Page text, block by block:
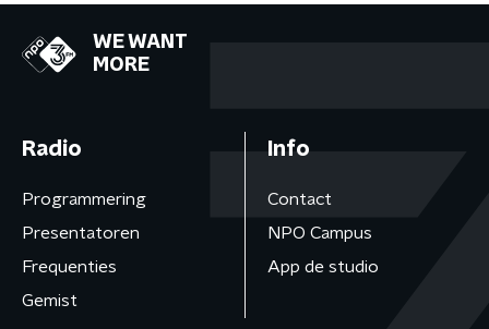
WE WANT
MORE
Radio
Programmering
Presentatoren
Frequenties
Gemist
Info
Contact
NPO Campus
App de studio